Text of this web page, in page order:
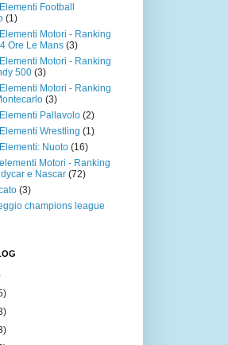
Football
(1)
Motori - Ranking
Ore Le Mans (3)
Motori - Ranking
500 (3)
Motori - Ranking
(3)
Pallavolo (2)
Wrestling (1)
Nuoto (16)
Motori - Ranking
e Nascar (72)
(3)
champions league